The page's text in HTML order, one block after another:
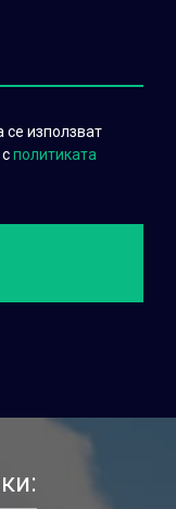
използват
сполитиката